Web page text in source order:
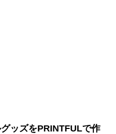
ッズをPRINTFULで作